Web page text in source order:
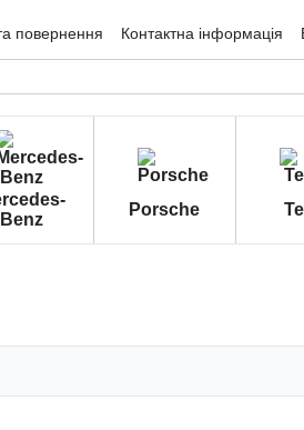
повернення Контактна інформація
Benz
Porsche